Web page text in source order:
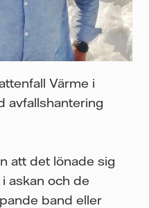
Värme i
avfallshantering
att det lönade sig
askan och de
band eller